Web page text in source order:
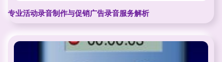
专业活动录音制作与促销广告录音服务解析